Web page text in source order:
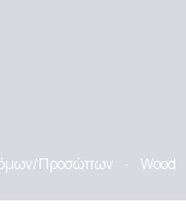
Προσώπων · Wood